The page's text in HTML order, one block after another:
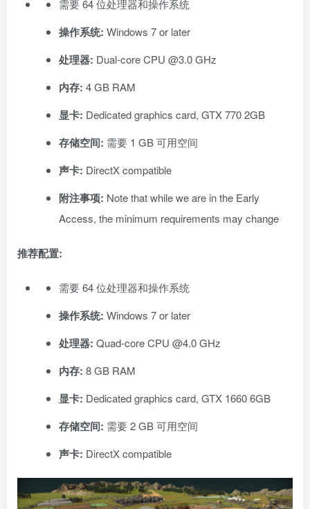
需要 64 位处理器和操作系统
操作系统: Windows 7 or later
处理器: Dual-core CPU @3.0 GHz
内存: 4 GB RAM
显卡: Dedicated graphics card, GTX 770 2GB
存储空间: 需要 1 GB 可用空间
声卡: DirectX compatible
附注事项: Note that while we are in the Early
Access, the minimum requirements may change
推荐配置:
需要 64 位处理器和操作系统
操作系统: Windows 7 or later
处理器: Quad-core CPU @4.0 GHz
内存: 8 GB RAM
显卡: Dedicated graphics card, GTX 1660 6GB
存储空间: 需要 2 GB 可用空间
声卡: DirectX compatible